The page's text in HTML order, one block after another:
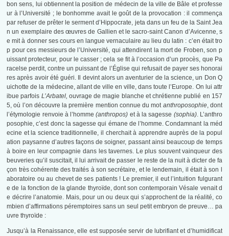
bon sens, lui obtiennent la position de médecin de la ville de Bâle et professe
ur à l’Université ; le bonhomme avait le goût de la provocation : il commença
par refuser de prêter le serment d’Hippocrate, jeta dans un feu de la Saint Jea
n un exemplaire des œuvres de Gallien et le sacro-saint Canon d’Avicenne, s
e mit à donner ses cours en langue vernaculaire au lieu du latin : c’en était tro
p pour ces messieurs de l’Université, qui attendirent la mort de Froben, son p
uissant protecteur, pour le casser ; cela se fit à l’occasion d’un procès, que Pa
racelse perdit, contre un puissant de l’Église qui refusait de payer ses honorai
res après avoir été guéri. Il devint alors un aventurier de la science, un Don Q
uichotte de la médecine, allant de ville en ville, dans toute l’Europe. On lui attr
ibue parfois L’Arbatel, ouvrage de magie blanche et chrétienne publié en 157
5, où l’on découvre la première mention connue du mot anthroposophie, dont
l’étymologie renvoie à l’homme(anthropos) et à la sagesse (sophia). L’anthro
posophie, c’est donc la sagesse qui émane de l’homme. Condamnant la méd
ecine et la science traditionnelle, il cherchait à apprendre auprès de la popul
ation paysanne d’autres façons de soigner, passant ainsi beaucoup de temps
à boire en leur compagnie dans les tavernes. Le plus souvent vainqueur des
beuveries qu’il suscitait, il lui arrivait de passer le reste de la nuit à dicter de fa
çon très cohérente des traités à son secrétaire, et le lendemain, il était à son l
aboratoire ou au chevet de ses patients ! Le premier, il eut l’intuition fulgurant
e de la fonction de la glande thyroïde, dont son contemporain Vésale venait d
e décrire l’anatomie. Mais, pour un ou deux qui s’approchent de la réalité, co
mbien d’affirmations péremptoires sans un seul petit embryon de preuve… pa
uvre thyroïde :
Jusqu’à la Renaissance, elle est supposée servir de lubrifiant et d’humidificat